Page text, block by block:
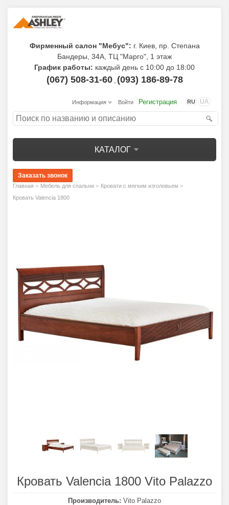
Фирменный салон "Мебус": г. Киев, пр. Степана
Бандеры, 34А, ТЦ "Марго", 1 этаж
График работы: каждый день с 10:00 до 18:00
(067) 508-31-60, (093) 186-89-78
RU UA
Информация Войти Регистрация
КАТАЛОГ
Главная » Мебель для спальни » Кровати с мягким изголовьем »
Кровать Valencia 1800
Кровать Valencia 1800 Vito Palazzo
Производитель: Vito Palazzo